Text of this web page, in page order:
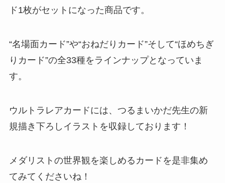
ド1枚がセットになった商品です。
“名場面カード”や“おねだりカード”そして“ほめちぎ
りカード”の全33種をラインナップとなっていま
す。
ウルトラレアカードには、つるまいかだ先生の新
規描き下ろしイラストを収録しております！
メダリストの世界観を楽しめるカードを是非集め
てみてくださいね！